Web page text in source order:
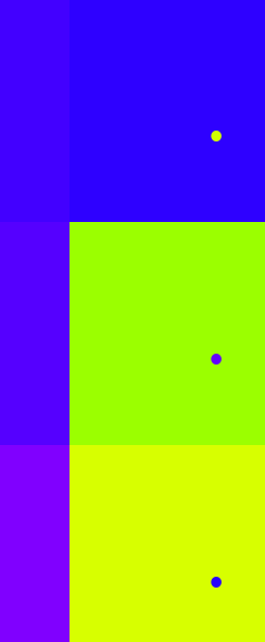
.
.
.